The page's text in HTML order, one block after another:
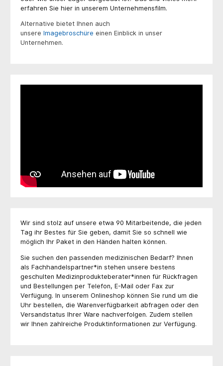
erfahren Sie hier in unserem Unternehmensfilm.
Alternative bietet Ihnen auch
unsere Imagebroschüre einen Einblick in unser
Unternehmen.
Wir sind stolz auf unsere etwa 90 Mitarbeitende, die jeden
Tag ihr Bestes für Sie geben, damit Sie so schnell wie
möglich Ihr Paket in den Händen halten können.
Sie suchen den passenden medizinischen Bedarf? Ihnen
als Fachhandelspartner*in stehen unsere bestens
geschulten Medizinprodukteberater*innen für Rückfragen
und Bestellungen per Telefon, E-Mail oder Fax zur
Verfügung. In unserem Onlineshop können Sie rund um die
Uhr bestellen, die Warenverfügbarkeit abfragen oder den
Versandstatus Ihrer Ware nachverfolgen. Zudem stellen
wir Ihnen zahlreiche Produktinformationen zur Verfügung.